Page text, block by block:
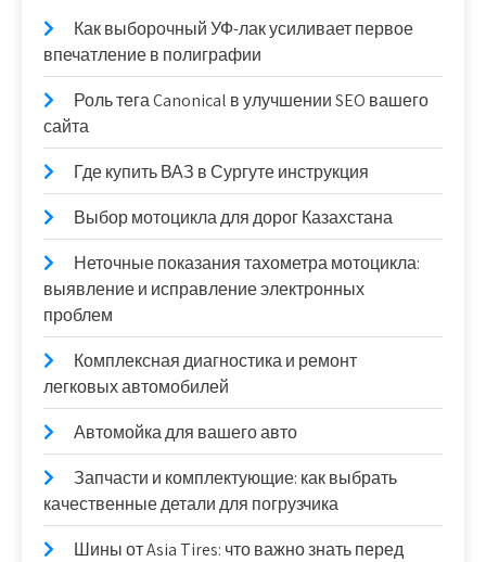
Как выборочный УФ-лак усиливает первое
впечатление в полиграфии
Роль тега Canonical в улучшении SEO вашего
сайта
Где купить ВАЗ в Сургуте инструкция
Выбор мотоцикла для дорог Казахстана
Неточные показания тахометра мотоцикла:
выявление и исправление электронных
проблем
Комплексная диагностика и ремонт
легковых автомобилей
Автомойка для вашего авто
Запчасти и комплектующие: как выбрать
качественные детали для погрузчика
Шины от Asia Tires: что важно знать перед